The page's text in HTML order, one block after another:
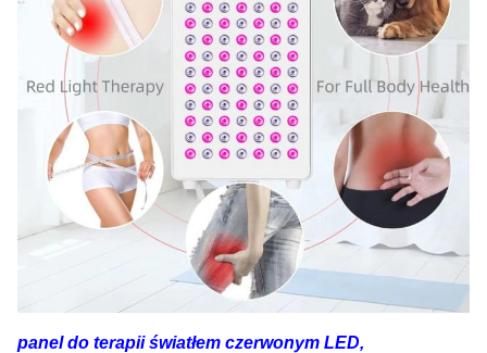
panel do terapii światłem czerwonym LED,